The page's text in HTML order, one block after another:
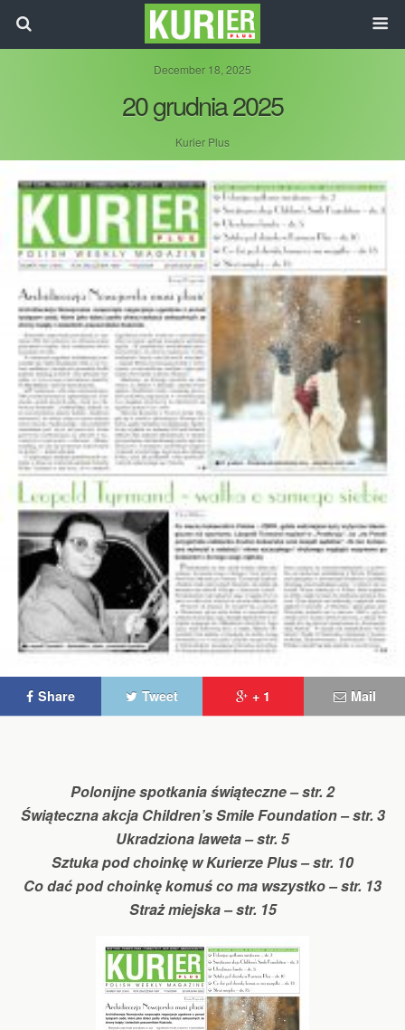
December 18, 2025
20 grudnia 2025
Kurier Plus
Share Tweet + 1 Mail
Polonijne spotkania świąteczne – str. 2
Świąteczna akcja Children’s Smile Foundation – str. 3
Ukradziona laweta – str. 5
Sztuka pod choinkę w Kurierze Plus – str. 10
Co dać pod choinkę komuś co ma wszystko – str. 13
Straż miejska – str. 15